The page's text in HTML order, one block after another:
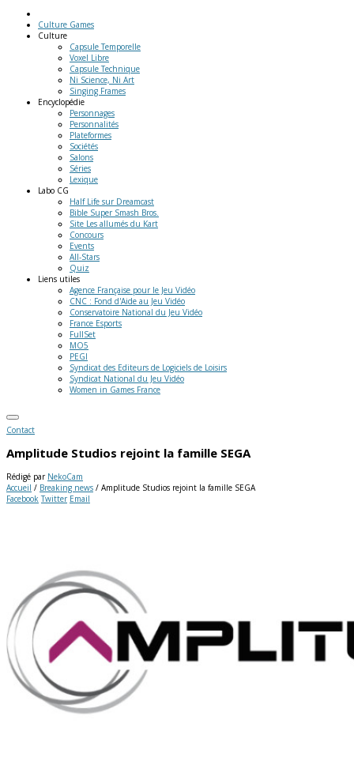
Culture Games
Culture
Capsule Temporelle
Voxel Libre
Capsule Technique
Ni Science, Ni Art
Singing Frames
Encyclopédie
Personnages
Personnalités
Plateformes
Sociétés
Salons
Séries
Lexique
Labo CG
Half Life sur Dreamcast
Bible Super Smash Bros.
Site Les allumés du Kart
Concours
Events
All-Stars
Quiz
Liens utiles
Agence Française pour le Jeu Vidéo
CNC : Fond d'Aide au Jeu Vidéo
Conservatoire National du Jeu Vidéo
France Esports
FullSet
MO5
PEGI
Syndicat des Editeurs de Logiciels de Loisirs
Syndicat National du Jeu Vidéo
Women in Games France
Contact
Amplitude Studios rejoint la famille SEGA
Rédigé par NekoCam
Accueil / Breaking news / Amplitude Studios rejoint la famille SEGA
Facebook Twitter Email